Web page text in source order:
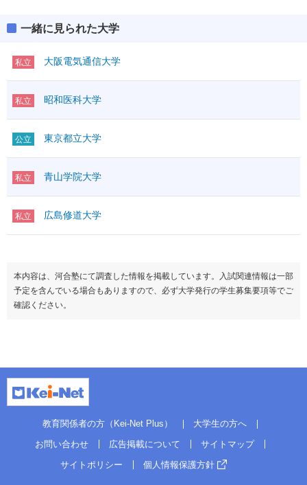
一緒に見られた大学
私立 大阪電気通信大学
私立 昭和医科大学
公立 東京都立大学
私立 青山学院大学
私立 広島修道大学
本内容は、河合塾にて調査した情報を掲載しています。入試関連情報は一部
予定を含んでいる場合もありますので、必ず大学発行の学生募集要項等でご
確認ください。
教育関係者の方（Kei-Net Plus）
大学生の方へ
お問い合わせ
広告掲載について
サイトマップ
サイトポリシー
個人情報保護方針